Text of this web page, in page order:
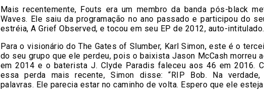
Mais recentemente, Fouts era um membro da banda pós-black
Waves. Ele saiu da programação no ano passado e participou do
estréia, A Grief Observed, e tocou em seu EP de 2012, auto-intitulado.
Para o visionário do The Gates of Slumber, Karl Simon, este é o
do seu grupo que ele perdeu, pois o baixista Jason McCash morreu
em 2014 e o baterista J. Clyde Paradis faleceu aos 46 em 2016.
essa perda mais recente, Simon disse: “RIP Bob. Na verdade,
palavras. Ele parecia estar no caminho de volta. Espero que ele esteja